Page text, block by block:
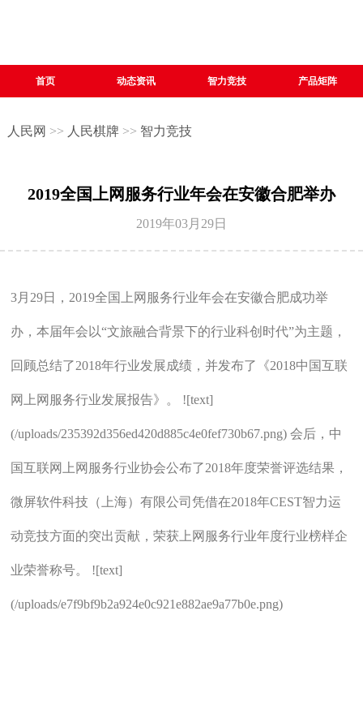
首页 动态资讯 智力竞技 产品矩阵
人民网 >> 人民棋牌>> 智力竞技
2019全国上网服务行业年会在安徽合肥举办
2019年03月29日
3月29日，2019全国上网服务行业年会在安徽合肥成功举
办，本届年会以“文旅融合背景下的行业科创时代”为主题，
回顾总结了2018年行业发展成绩，并发布了《2018中国互联
网上网服务行业发展报告》。 ![text]
(/uploads/235392d356ed420d885c4e0fef730b67.png) 会后，中
国互联网上网服务行业协会公布了2018年度荣誉评选结果，
微屏软件科技（上海）有限公司凭借在2018年CEST智力运
动竞技方面的突出贡献，荣获上网服务行业年度行业榜样企
业荣誉称号。 ![text]
(/uploads/e7f9bf9b2a924e0c921e882ae9a77b0e.png)